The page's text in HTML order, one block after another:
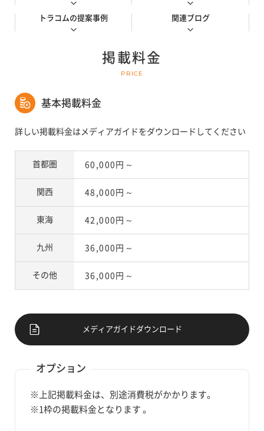
トラコムの提案事例 関連ブログ
掲載料金
PRICE
基本掲載料金
詳しい掲載料金はメディアガイドをダウンロードしてください
首都圏 60,000円～
関西 48,000円～
東海 42,000円～
九州 36,000円～
その他 36,000円～
メディアガイドダウンロード
オプション
※上記掲載料金は、別途消費税がかかります。
※1枠の掲載料金となります 。